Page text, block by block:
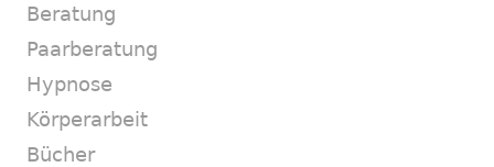
Beratung
Paarberatung
Hypnose
Körperarbeit
Bücher